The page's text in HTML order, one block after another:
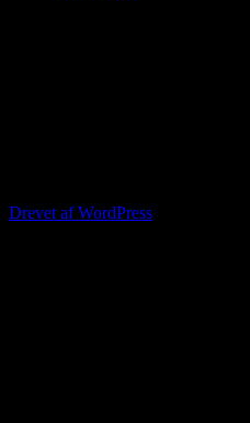
Drevet af WordPress